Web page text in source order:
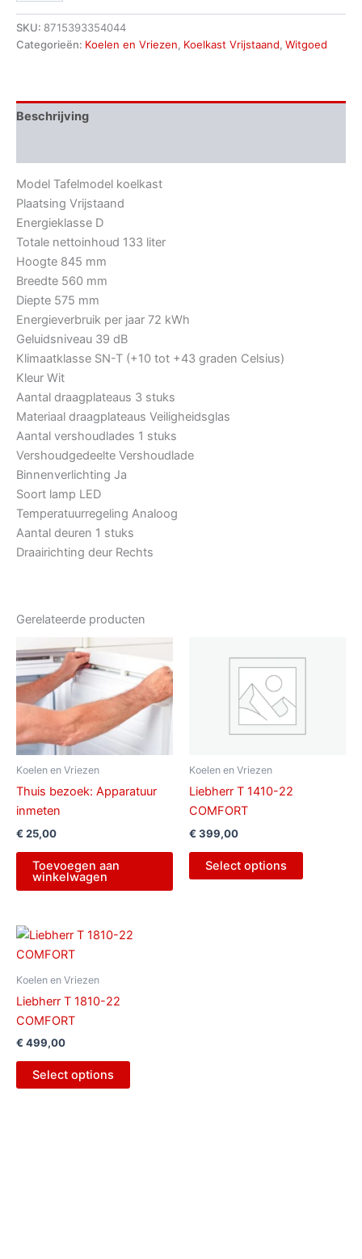
SKU: 8715393354044
Categorieën: Koelen en Vriezen, Koelkast Vrijstaand, Witgoed
Beschrijving
Model Tafelmodel koelkast
Plaatsing Vrijstaand
Energieklasse D
Totale nettoinhoud 133 liter
Hoogte 845 mm
Breedte 560 mm
Diepte 575 mm
Energieverbruik per jaar 72 kWh
Geluidsniveau 39 dB
Klimaatklasse SN-T (+10 tot +43 graden Celsius)
Kleur Wit
Aantal draagplateaus 3 stuks
Materiaal draagplateaus Veiligheidsglas
Aantal vershoudlades 1 stuks
Vershoudgedeelte Vershoudlade
Binnenverlichting Ja
Soort lamp LED
Temperatuurregeling Analoog
Aantal deuren 1 stuks
Draairichting deur Rechts
Gerelateerde producten
Koelen en Vriezen
Thuis bezoek: Apparatuur
inmeten
€ 25,00
Toevoegen aan
winkelwagen
Koelen en Vriezen
Liebherr T 1410-22
COMFORT
€ 399,00
Select options
Koelen en Vriezen
Liebherr T 1810-22
COMFORT
€ 499,00
Select options